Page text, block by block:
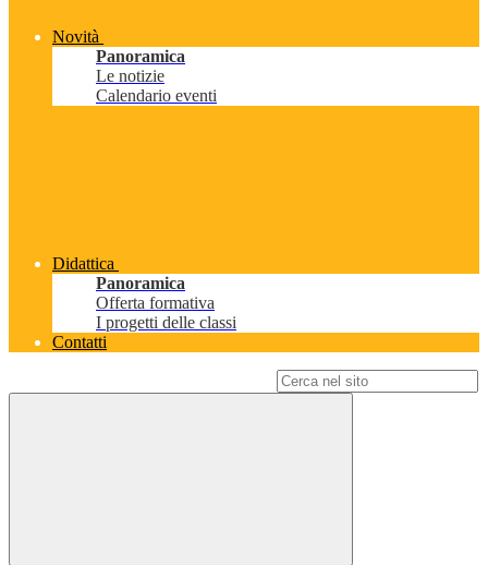
Novità
Panoramica
Le notizie
Calendario eventi
Didattica
Panoramica
Offerta formativa
I progetti delle classi
Contatti